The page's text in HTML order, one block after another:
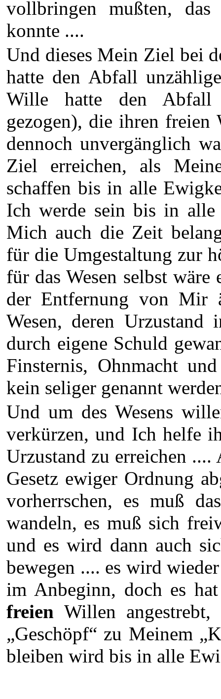
vollbringen mußten,
konnte ....
Und dieses Mein Ziel bei
hatte den Abfall
Wille hatte den Abfall
gezogen), die ihren
dennoch unvergänglich
Ziel erreichen, als
schaffen bis in alle
Ich werde sein bis in
Mich auch die Zeit
für die Umgestaltung zur
für das Wesen selbst
der Entfernung von Mir
Wesen, deren
durch eigene Schuld
Finsternis, Ohnmacht
kein seliger genannt
Und um des Wesens
verkürzen, und Ich helfe
Urzustand zu erreichen
Gesetz ewiger Ordnung
vorherrschen, es muß
wandeln, es muß sich
und es wird dann auch
bewegen .... es wird
im Anbeginn, doch es
freien Willen
„Geschöpf“ zu Meinem
bleiben wird bis in alle